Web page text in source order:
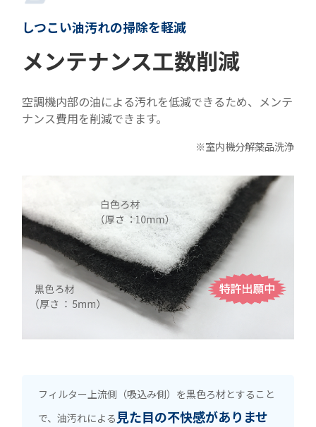
しつこい油汚れの掃除を軽減
メンテナンス工数削減
空調機内部の油による汚れを低減できるため、メンテ
ナンス費用を削減できます。
※室内機分解薬品洗浄
フィルター上流側（吸込み側）を黒色ろ材とすること
で、油汚れによる 見た目の不快感がありませ